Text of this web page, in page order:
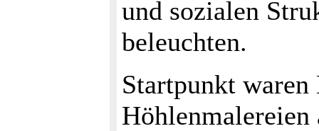
und sozialen
beleuchten.
Startpunkt
Höhlenmalereien